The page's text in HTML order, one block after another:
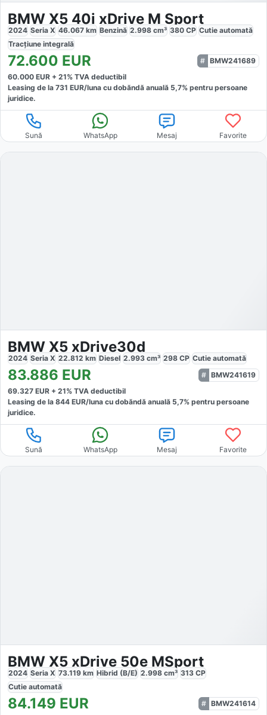
BMW X5 40i xDrive M Sport
2024 Seria X 46.067 km Benzină 2.998 cm³ 380 CP Cutie automată
Tracțiune integrală
72.600 EUR
BMW241689
60.000 EUR + 21% TVA deductibil
Leasing de la 731 EUR/luna cu dobăndă anuală 5,7% pentru persoane
juridice.
Sună WhatsApp Mesaj Favorite
BMW X5 xDrive30d
2024 Seria X 22.812 km Diesel 2.993 cm³ 298 CP Cutie automată
83.886 EUR
BMW241619
69.327 EUR + 21% TVA deductibil
Leasing de la 844 EUR/luna cu dobăndă anuală 5,7% pentru persoane
juridice.
Sună WhatsApp Mesaj Favorite
BMW X5 xDrive 50e MSport
2024 Seria X 73.119 km Hibrid (B/E) 2.998 cm³ 313 CP
Cutie automată
84.149 EUR
BMW241614